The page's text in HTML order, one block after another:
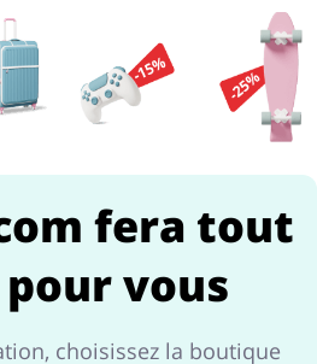
Lingerie & Érotique
fera tout
vous
choisissez la boutique